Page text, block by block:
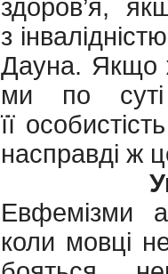
здоров’я,
з
Дауна. Якщо
ми по суті
її
насправді ж
Евфемізми
коли мовці